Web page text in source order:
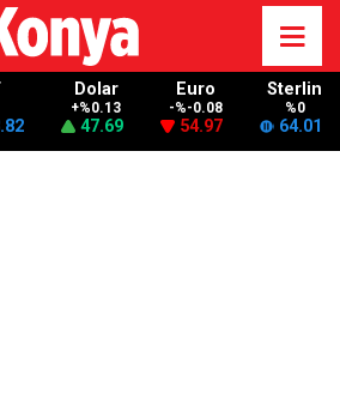
Dolar
+%0.13
47.69
Euro
-%-0.08
54.97
Sterlin
%0
64.01